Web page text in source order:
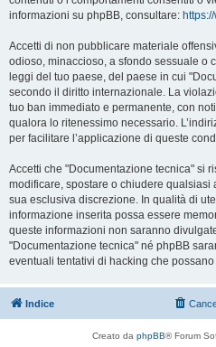
informazioni su phpBB, consultare:
Accetti di non pubblicare materiale
odioso, minaccioso, a sfondo sessuale o
leggi del tuo paese, del paese in cui
secondo il diritto internazionale. La
tuo ban immediato e permanente, con
qualora lo ritenessimo necessario.
per facilitare l’applicazione di queste
Accetti che "Documentazione tecnica" si
modificare, spostare o chiudere
sua esclusiva discrezione. In qualità di
informazione inserita possa essere
queste informazioni non saranno
"Documentazione tecnica" né phpBB
eventuali tentativi di hacking che
Indice
Creato da phpBB® Forum